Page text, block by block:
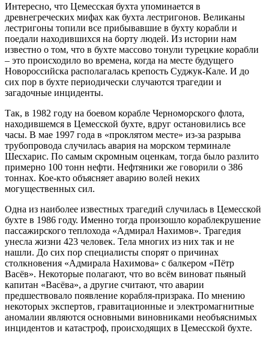
Интересно, что Цемесская бухта упоминается в
древнегреческих мифах как бухта лестригонов. Великаны
лестригоны топили все прибывавшие в бухту корабли и
поедали находившихся на борту людей. Из истории нам
известно о том, что в бухте массово тонули турецкие корабли
– это происходило во времена, когда на месте будущего
Новороссийска располагалась крепость Суджук-Кале. И до
сих пор в бухте периодически случаются трагедии и
загадочные инциденты.
Так, в 1982 году на боевом корабле Черноморского флота,
находившемся в Цемесской бухте, вдруг остановились все
часы. В мае 1997 года в «проклятом месте» из-за разрыва
трубопровода случилась авария на морском терминале
Шесхарис. По самым скромным оценкам, тогда было разлито
примерно 100 тонн нефти. Нефтяники же говорили о 386
тоннах. Кое-кто объясняет аварию волей неких
могущественных сил.
Одна из наиболее известных трагедий случилась в Цемесской
бухте в 1986 году. Именно тогда произошло кораблекрушение
пассажирского теплохода «Адмирал Нахимов». Трагедия
унесла жизни 423 человек. Тела многих из них так и не
нашли. До сих пор специалисты спорят о причинах
столкновения «Адмирала Нахимова» с балкером «Пётр
Васёв». Некоторые полагают, что во всём виноват пьяный
капитан «Васёва», а другие считают, что аварии
предшествовало появление корабля-призрака. По мнению
некоторых экспертов, гравитационные и электромагнитные
аномалии являются основными виновниками необъяснимых
инцидентов и катастроф, происходящих в Цемесской бухте.